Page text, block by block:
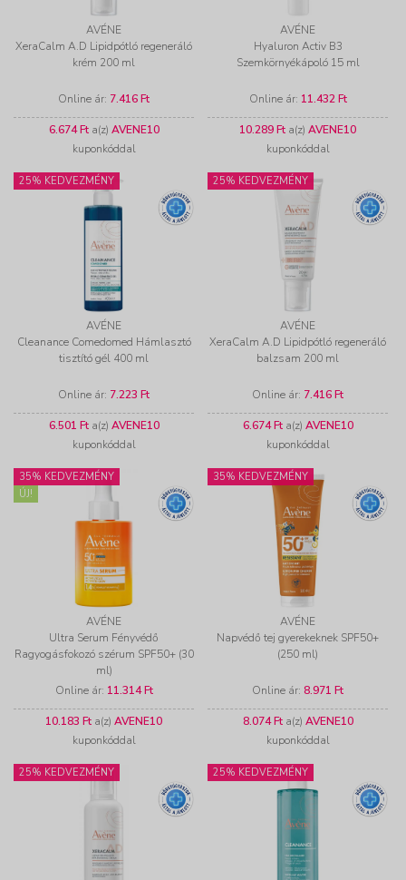
AVÉNE
XeraCalm A.D Lipidpótló regeneráló
krém 200 ml
Online ár: 7.416 Ft
6.674 Fta(z) AVENE10
kuponkóddal
AVÉNE
Hyaluron Activ B3
Szemkörnyékápoló 15 ml
Online ár: 11.432 Ft
10.289 Ft a(z) AVENE10
kuponkóddal
25% KEDVEZMÉNY
AVÉNE
Cleanance Comedomed Hámlasztó
tisztító gél 400 ml
Online ár: 7.223 Ft
6.501 Fta(z) AVENE10
kuponkóddal
25% KEDVEZMÉNY
AVÉNE
XeraCalm A.D Lipidpótló regeneráló
balzsam 200 ml
Online ár: 7.416 Ft
6.674 Fta(z) AVENE10
kuponkóddal
35% KEDVEZMÉNY
ÚJ!
AVÉNE
Ultra Serum Fényvédő
Ragyogásfokozó szérum SPF50+ (30
ml)
Online ár: 11.314 Ft
10.183 Ft a(z) AVENE10
kuponkóddal
35% KEDVEZMÉNY
AVÉNE
Napvédő tej gyerekeknek SPF50+
(250 ml)
Online ár: 8.971 Ft
8.074 Fta(z) AVENE10
kuponkóddal
25% KEDVEZMÉNY 25% KEDVEZMÉNY